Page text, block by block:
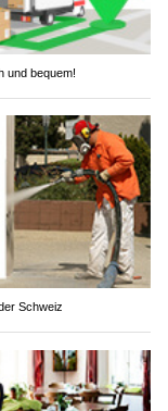
und bequem!
Schweiz